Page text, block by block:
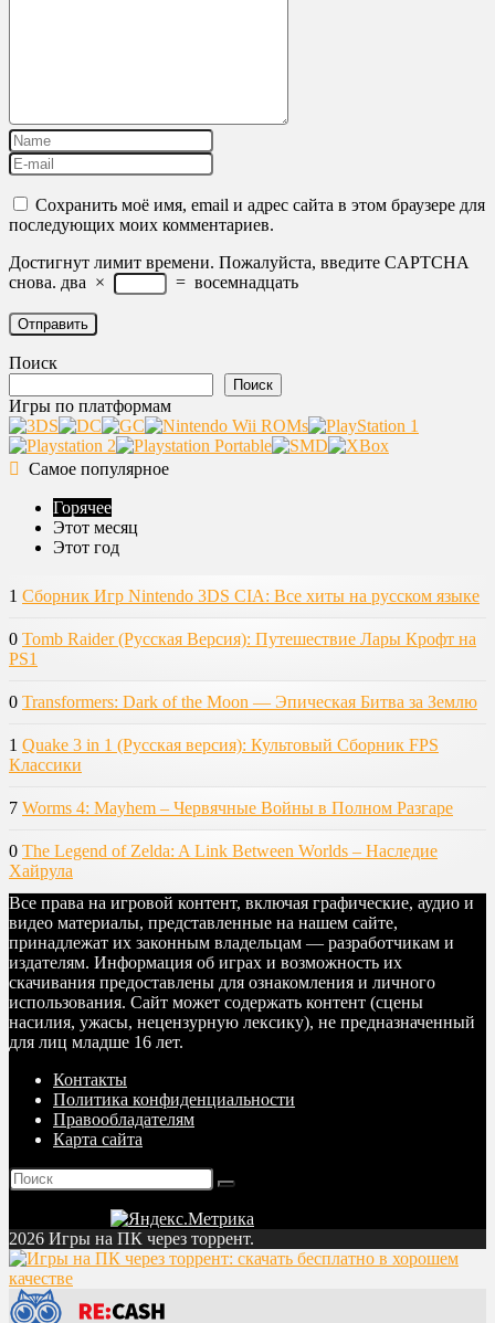
Сохранить моё имя, email и адрес сайта в этом браузере для
последующих моих комментариев.
Достигнут лимит времени. Пожалуйста, введите CAPTCHA
снова. два × = восемнадцать
Поиск
Поиск
Игры по платформам
Самое популярное
Горячее
Этот месяц
Этот год
1 Сборник Игр Nintendo 3DS CIA: Все хиты на русском языке
0 Tomb Raider (Русская Версия): Путешествие Лары Крофт на
PS1
0 Transformers: Dark of the Moon — Эпическая Битва за Землю
1 Quake 3 in 1 (Русская версия): Культовый Сборник FPS
Классики
7 Worms 4: Mayhem – Червячные Войны в Полном Разгаре
0 The Legend of Zelda: A Link Between Worlds – Наследие
Хайрула
Все права на игровой контент, включая графические, аудио и
видео материалы, представленные на нашем сайте,
принадлежат их законным владельцам — разработчикам и
издателям. Информация об играх и возможность их
скачивания предоставлены для ознакомления и личного
использования. Сайт может содержать контент (сцены
насилия, ужасы, нецензурную лексику), не предназначенный
для лиц младше 16 лет.
Контакты
Политика конфиденциальности
Правообладателям
Карта сайта
2026 Игры на ПК через торрент.